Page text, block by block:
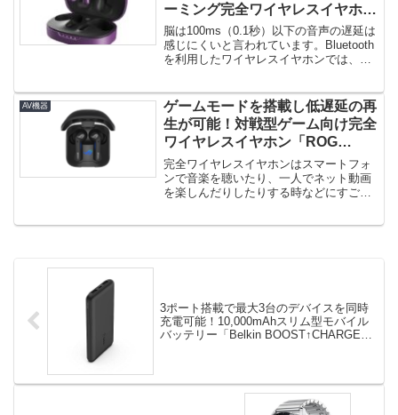
ーミング完全ワイヤレスイヤホン
「urbanista SEOUL」登場！
脳は100ms（0.1秒）以下の音声の遅延は
感じにくいと言われています。Bluetooth
を利用したワイヤレスイヤホンでは、そ
AV機器
ゲームモードを搭載し低遅延の再
生が可能！対戦型ゲーム向け完全
ワイヤレスイヤホン「ROG
CETRA TRUE WIRELESS」登
場！
完全ワイヤレスイヤホンはスマートフォ
ンで音楽を聴いたり、一人でネット動画
を楽しんだりしたりする時などにすごく
3ポート搭載で最大3台のデバイスを同時
充電可能！10,000mAhスリム型モバイル
バッテリー「Belkin BOOST↑CHARGE 3